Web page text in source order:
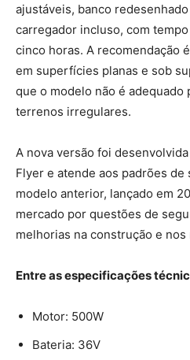
ajustáveis, banco
carregador incluso, com
cinco horas. A recomendação
em superfícies planas e sob
que o modelo não é adequado
terrenos irregulares.
A nova versão foi
Flyer e atende aos padrões de
modelo anterior, lançado em
mercado por questões de
melhorias na construção e
Entre as especificações
Motor: 500W
Bateria: 36V